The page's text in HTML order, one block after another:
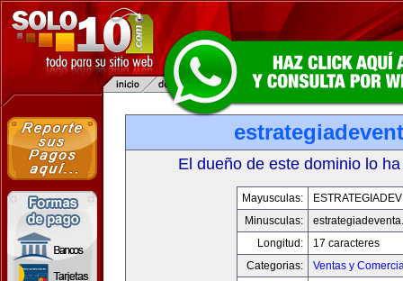
El dueño de este dominio lo
Mayusculas:
Minusculas:
Longitud:
17 caracteres
Categorias:
Ventas y